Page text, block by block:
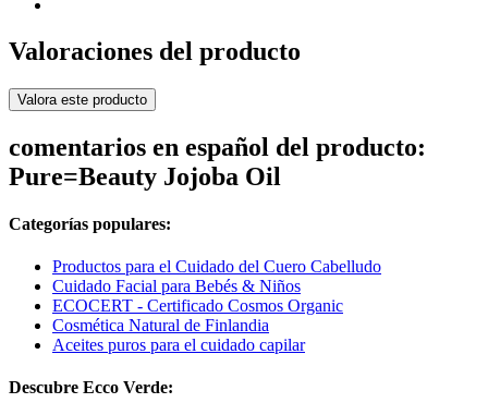
Valoraciones del producto
Valora este producto
comentarios en español del producto:
Pure=Beauty Jojoba Oil
Categorías populares:
Productos para el Cuidado del Cuero Cabelludo
Cuidado Facial para Bebés & Niños
ECOCERT - Certificado Cosmos Organic
Cosmética Natural de Finlandia
Aceites puros para el cuidado capilar
Descubre Ecco Verde: